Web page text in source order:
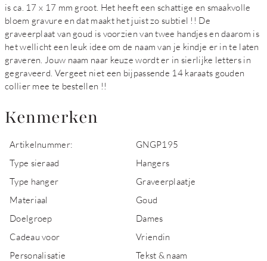
is ca. 17 x 17 mm groot. Het heeft een schattige en smaakvolle
bloem gravure en dat maakt het juist zo subtiel !! De
graveerplaat van goud is voorzien van twee handjes en daarom is
het wellicht een leuk idee om de naam van je kindje er in te laten
graveren. Jouw naam naar keuze wordt er in sierlijke letters in
gegraveerd. Vergeet niet een bijpassende 14 karaats gouden
collier mee te bestellen !!
Kenmerken
Artikelnummer:
GNGP195
Type sieraad
Hangers
Type hanger
Graveerplaatje
Materiaal
Goud
Doelgroep
Dames
Cadeau voor
Vriendin
Personalisatie
Tekst & naam